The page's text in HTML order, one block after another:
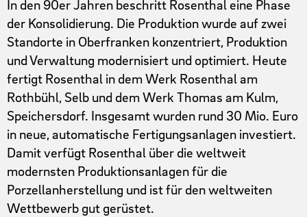
In den 90er Jahren beschritt Rosenthal eine Phase
der Konsolidierung. Die Produktion wurde auf zwei
Standorte in Oberfranken konzentriert, Produktion
und Verwaltung modernisiert und optimiert. Heute
fertigt Rosenthal in dem Werk Rosenthal am
Rothbühl, Selb und dem Werk Thomas am Kulm,
Speichersdorf. Insgesamt wurden rund 30 Mio. Euro
in neue, automatische Fertigungsanlagen investiert.
Damit verfügt Rosenthal über die weltweit
modernsten Produktionsanlagen für die
Porzellanherstellung und ist für den weltweiten
Wettbewerb gut gerüstet.